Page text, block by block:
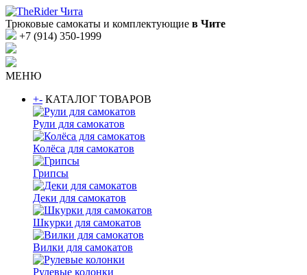
Трюковые самокаты и комплектующие в Чите
+7 (914) 350-1999
МЕНЮ
+- КАТАЛОГ ТОВАРОВ
Рули для самокатов
Колёса для самокатов
Грипсы
Деки для самокатов
Шкурки для самокатов
Вилки для самокатов
Рулевые колонки